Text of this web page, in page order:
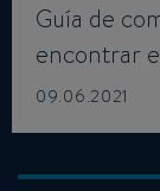
Guía de
encontrar
09.06.2021